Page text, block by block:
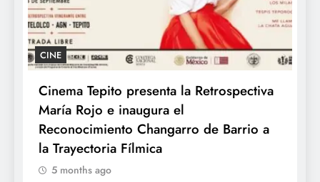
CINE
Cinema Tepito presenta la Retrospectiva
María Rojo e inaugura el
Reconocimiento Changarro de Barrio a
la Trayectoria Fílmica
5 months ago